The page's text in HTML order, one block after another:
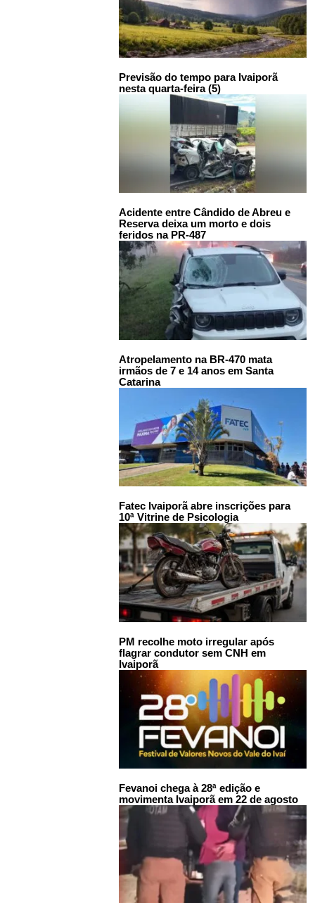
Previsão do tempo para Ivaiporã
nesta quarta-feira (5)
Acidente entre Cândido de Abreu e
Reserva deixa um morto e dois
feridos na PR-487
Atropelamento na BR-470 mata
irmãos de 7 e 14 anos em Santa
Catarina
Fatec Ivaiporã abre inscrições para
10ª Vitrine de Psicologia
PM recolhe moto irregular após
flagrar condutor sem CNH em
Ivaiporã
Fevanoi chega à 28ª edição e
movimenta Ivaiporã em 22 de agosto